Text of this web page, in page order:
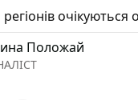
очікуються
Положай